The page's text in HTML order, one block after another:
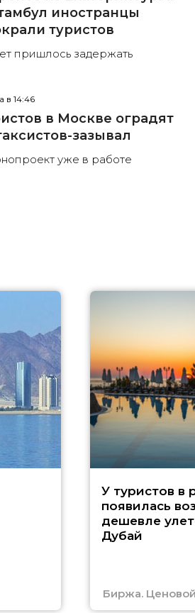
иностранцы
туристов
пришлось задержать
в 14:46
в Москве оградят
зазывал
уже в работе
У туристов в
появилась
дешевле
Дубай
Биржа.